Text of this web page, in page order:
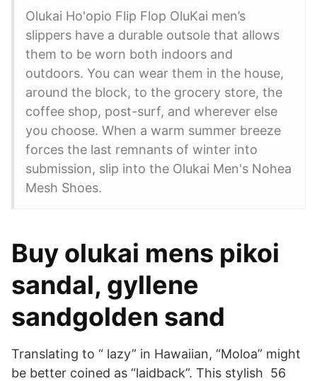
Olukai Ho'opio Flip Flop OluKai men’s
slippers have a durable outsole that allows
them to be worn both indoors and
outdoors. You can wear them in the house,
around the block, to the grocery store, the
coffee shop, post-surf, and wherever else
you choose. When a warm summer breeze
forces the last remnants of winter into
submission, slip into the Olukai Men's Nohea
Mesh Shoes.
Buy olukai mens pikoi
sandal, gyllene
sandgolden sand
Translating to “ lazy” in Hawaiian, “Moloa” might
be better coined as “laidback”. This stylish 56